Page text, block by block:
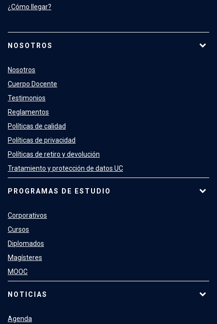
¿Cómo llegar?
NOSOTROS
Nosotros
Cuerpo Docente
Testimonios
Reglamentos
Políticas de calidad
Políticas de privacidad
Políticas de retiro y devolución
Tratamiento y protección de datos UC
PROGRAMAS DE ESTUDIO
Corporativos
Cursos
Diplomados
Magísteres
MOOC
NOTICIAS
Agenda